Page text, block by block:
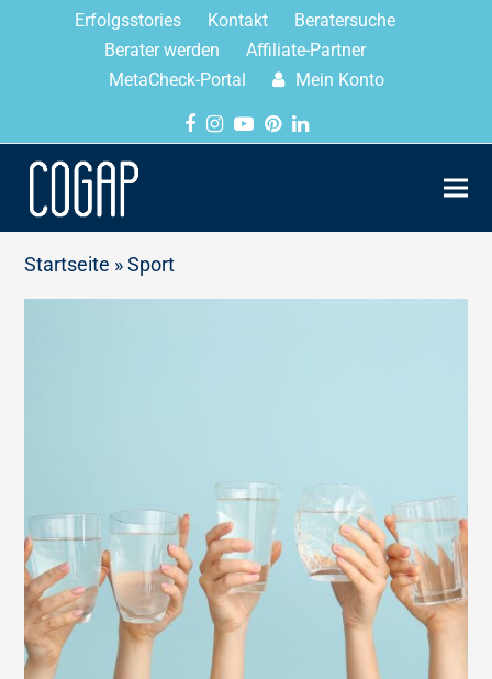
Erfolgsstories Kontakt
Beratersuche
Berater werden
Affiliate-Partner
MetaCheck-Portal
Mein Konto
Startseite »Sport